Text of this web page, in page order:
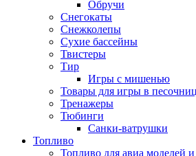
Обручи
Снегокаты
Снежколепы
Сухие бассейны
Твистеры
Тир
Игры с мишенью
Товары для игры в
Тренажеры
Тюбинги
Санки-ватрушки
Топливо
Топливо для авиа моделей и